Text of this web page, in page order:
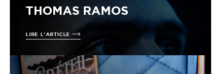
THOMAS RAMOS
LIRE L'ARTICLE